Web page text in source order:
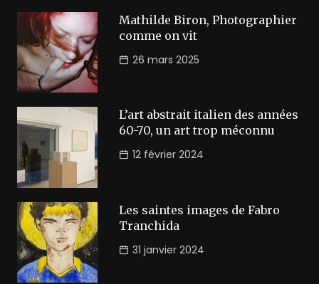
Mathilde Biron, Photographier
comme on vit
26 mars 2025
L’art abstrait italien des années
60-70, un art trop méconnu
12 février 2024
Les saintes images de Fabro
Tranchida
31 janvier 2024